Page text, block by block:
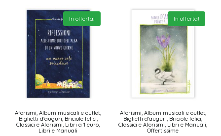
In offerta!
Aforismi, Album musicali e outlet,
Biglietti d'auguri, Briciole felici,
Classici e Aforismi, Libri a 1 euro,
Libri e Manuali
In offerta!
Aforismi, Album musicali e outlet,
Biglietti d'auguri, Briciole felici,
Classici e Aforismi, Libri e Manuali,
Offertissime